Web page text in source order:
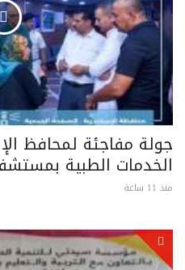
جولة مفاجئة لمحافظ
الخدمات الطبية
منذ 11 ساعة